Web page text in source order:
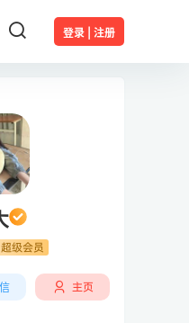
登录 | 注册
超级会员
主页